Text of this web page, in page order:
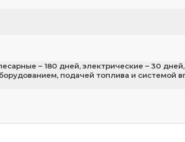
– 180 дней, электрические – 30
подачей топлива и системой